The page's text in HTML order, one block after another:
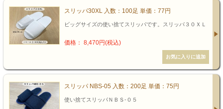
スリッパ30XL 入数：100足 単価：77円
ビッグサイズの使い捨てスリッパです。スリッパ３０ＸＬ
価格： 8,470円(税込)
スリッパ NBS-05 入数：200足 単価：75円
使い捨てスリッパＮＢＳ-０５